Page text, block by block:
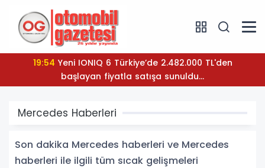
08:31 Temmuz ayında sert fren; 80.768 adet!..
Mercedes Haberleri
Son dakika Mercedes haberleri ve Mercedes
haberleri ile ilgili tüm sıcak gelişmeleri